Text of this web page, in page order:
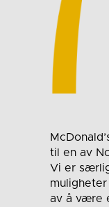
til en av
Vi er
av å være